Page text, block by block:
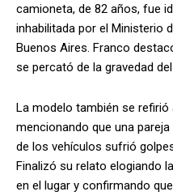
camioneta, de 82 años, fue
inhabilitada por el Ministerio
Buenos Aires. Franco
se percató de la gravedad
La modelo también se
mencionando que una
de los vehículos sufrió
Finalizó su relato elogiando
en el lugar y confirmando